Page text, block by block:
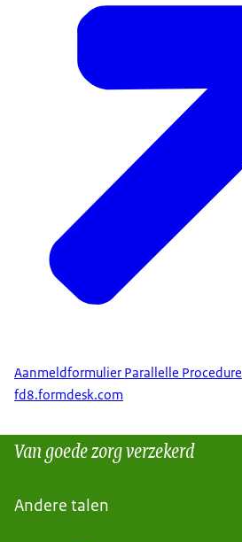
Aanmeldformulier Parallelle Procedure
fd8.formdesk.com
Van goede zorg verzekerd
Andere talen